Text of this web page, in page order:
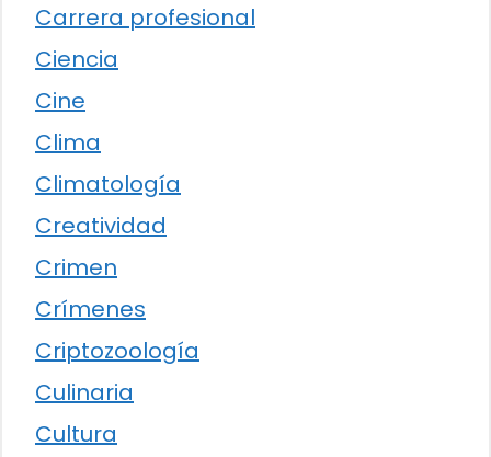
Carrera profesional
Ciencia
Cine
Clima
Climatología
Creatividad
Crimen
Crímenes
Criptozoología
Culinaria
Cultura